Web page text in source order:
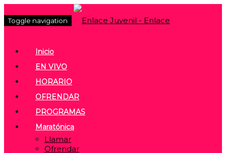
Toggle navigation
Inicio
EN VIVO
HORARIO
OFRENDAR
PROGRAMAS
Maratónica
Llamar
Ofrendar